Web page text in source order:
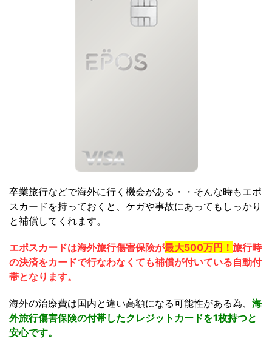
卒業旅行などで海外に行く機会がある・・そんな時もエポ
スカードを持っておくと、ケガや事故にあってもしっかり
と補償してくれます。
エポスカードは海外旅行傷害保険が最大500万円！ 旅行時
の決済をカードで行なわなくても補償が付いている自動付
帯となります。
海外の治療費は国内と違い高額になる可能性がある為、 海
外旅行傷害保険の付帯したクレジットカードを1枚持つと
安心です。